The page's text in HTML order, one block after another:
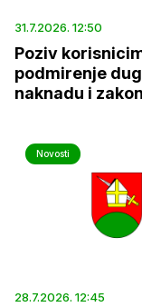
31.7.2026. 12:50
Poziv
podmirenje
naknadu i
Novosti
28.7.2026. 12:45